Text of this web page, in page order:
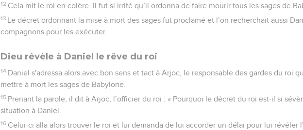
12 Cela mit le roi en colère. Il fut si irrité qu’il ordonna de faire mourir tous les sages de
13 Le décret ordonnant la mise à mort des sages fut proclamé et l’on recherchait aussi
compagnons pour les exécuter.
Dieu révèle à Daniel le rêve du roi
14 Daniel s'adressa alors avec bon sens et tact à Arjoc, le responsable des gardes du roi
mettre à mort les sages de Babylone.
15 Prenant la parole, il dit à Arjoc, l’officier du roi : « Pourquoi le décret du roi est-il si
situation à Daniel.
16 Celui-ci alla alors trouver le roi et lui demanda de lui accorder un délai pour lui révéler